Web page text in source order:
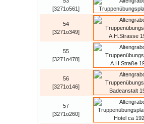
[3271o561]
54
[3271o349]
55
[3271o478]
56
[3271o146]
57
[3271o260]